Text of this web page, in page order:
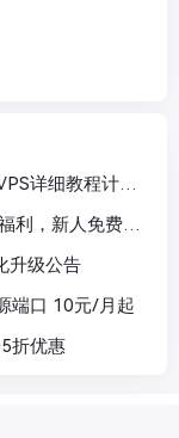
详细教程计划
利，新人免费试
升级公告
端口 10元/月起
折优惠